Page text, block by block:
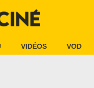
VIDÉOS VOD